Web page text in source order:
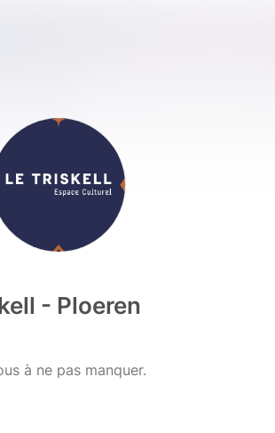
- Ploeren
à ne pas manquer.